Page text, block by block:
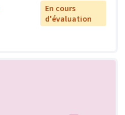
En cours
d'évaluation